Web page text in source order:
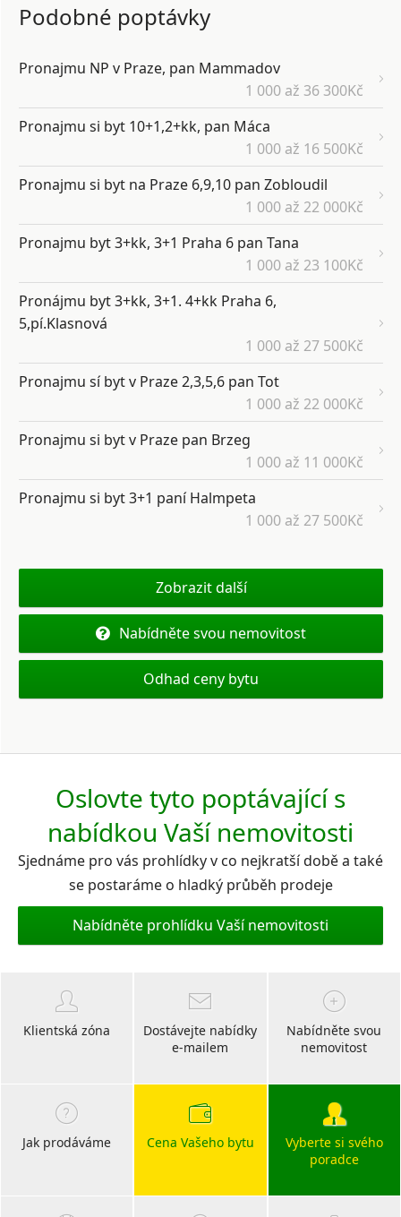
Podobné poptávky
Pronajmu NP v Praze, pan Mammadov
1 000 až 36 300Kč
Pronajmu si byt 10+1,2+kk, pan Máca
1 000 až 16 500Kč
Pronajmu si byt na Praze 6,9,10 pan Zobloudil
1 000 až 22 000Kč
Pronajmu byt 3+kk, 3+1 Praha 6 pan Tana
1 000 až 23 100Kč
Pronájmu byt 3+kk, 3+1. 4+kk Praha 6,
5,pí.Klasnová
1 000 až 27 500Kč
Pronajmu sí byt v Praze 2,3,5,6 pan Tot
1 000 až 22 000Kč
Pronajmu si byt v Praze pan Brzeg
1 000 až 11 000Kč
Pronajmu si byt 3+1 paní Halmpeta
1 000 až 27 500Kč
Zobrazit další
Nabídněte svou nemovitost
Odhad ceny bytu
Oslovte tyto poptávající s
nabídkou Vaší nemovitosti
Sjednáme pro vás prohlídky v co nejkratší době a také
se postaráme o hladký průběh prodeje
Nabídněte prohlídku Vaší nemovitosti
Klientská zóna
Dostávejte nabídky
e-mailem
Nabídněte svou
nemovitost
Jak prodáváme Cena Vašeho bytu
Vyberte si svého
poradce